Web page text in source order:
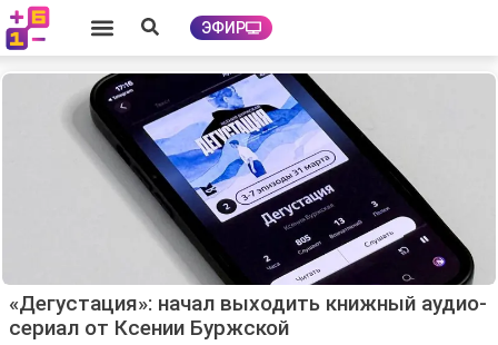
ЭФИР
«Дегустация»: начал выходить книжный аудио-
сериал от Ксении Буржской